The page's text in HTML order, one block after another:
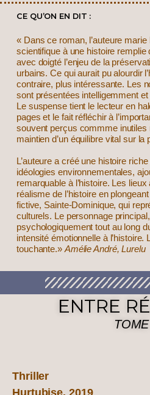
CE QU’ON EN DIT :
« Dans ce roman, l’auteure
scientifique à une histoire
avec doigté l’enjeu de la
urbains. Ce qui aurait pu alourdir
contraire, plus intéressante. Les
sont présentées intelligemment et
Le suspense tient le lecteur en
pages et le fait réfléchir à
souvent perçus commme
maintien d’un équilibre vital sur la
L’auteure a créé une histoire
idéologies environnementales,
remarquable à l’histoire. Les
réalisme de l’histoire en
fictive, Sainte-Dominique, qui
culturels. Le personnage
psychologiquement tout au long
intensité émotionnelle à
touchante.» Amélie André, Lurelu
ENTRE
Thriller
Hurtubise, 2019